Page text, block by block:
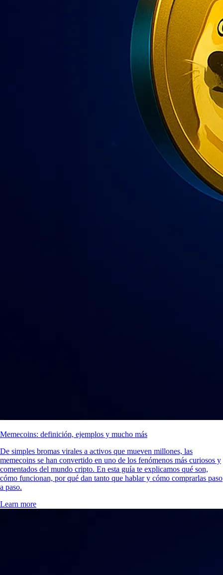
Memecoins: definición, ejemplos y mucho más
De simples bromas virales a activos que mueven millones, las
memecoins se han convertido en uno de los fenómenos más curiosos y
comentados del mundo cripto. En esta guía te explicamos qué son,
cómo funcionan, por qué dan tanto que hablar y cómo comprarlas paso
a paso.
Learn more